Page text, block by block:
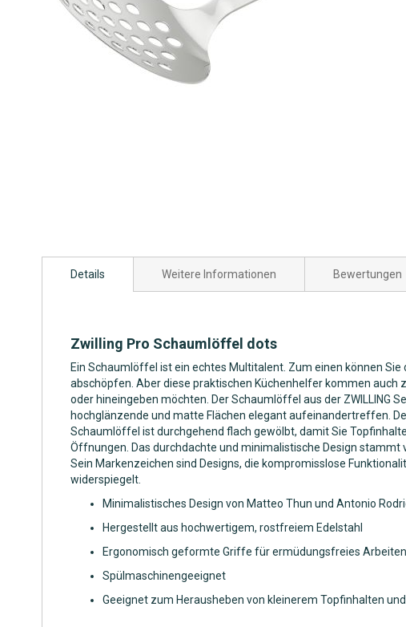
Anfang
Details
Zwilling Pro Schaumlöffel dots
Ein Schaumlöffel ist ein echtes Multitalent. Zum einen können
abschöpfen. Aber diese praktischen Küchenhelfer kommen
oder hineingeben möchten. Der Schaumlöffel aus der ZWILLING
hochglänzende und matte Flächen elegant aufeinandertreffen.
Schaumlöffel ist durchgehend flach gewölbt, damit Sie
Öffnungen. Das durchdachte und minimalistische Design
Sein Markenzeichen sind Designs, die kompromisslose
widerspiegelt.
Minimalistisches Design von Matteo Thun und Antonio
Hergestellt aus hochwertigem, rostfreiem Edelstahl
Ergonomisch geformte Griffe für ermüdungsfreies
Spülmaschinengeeignet
Geeignet zum Herausheben von kleinerem Topfinhalten
Weitere Informationen Bewertungen